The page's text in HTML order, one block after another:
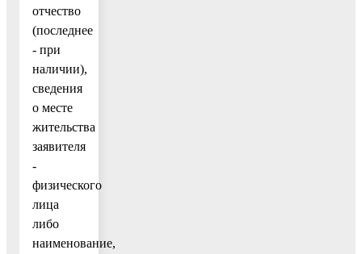
отчество
(последнее
- при
наличии),
сведения
о месте
жительства
заявителя
-
физического
лица
либо
наименование,